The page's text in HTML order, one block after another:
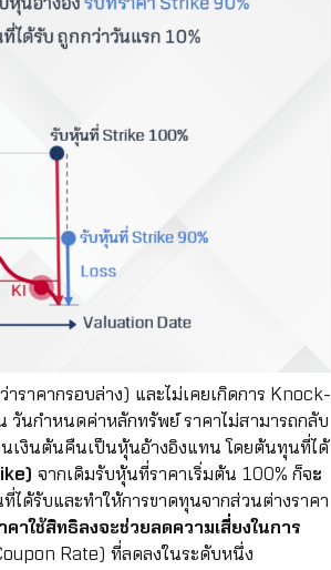
าคากรอบล่าง) และไม่เคยเกิดการ Knock-
วันกำหนดค่าหลักทรัพย์ ราคาไม่สามารถกลับ
เงินต้นคืนเป็นหุ้นอ้างอิงแทน โดยต้นทุนที่ได้
จากเดิมรับหุ้นที่ราคาเริ่มต้น 100% ก็จะ
ด้รับและทำให้การขาดทุนจากส่วนต่างราคา
คาใช้สิทธิลงจะช่วยลดความเสี่ยงในการ
Rate) ที่ลดลงในระดับหนึ่ง